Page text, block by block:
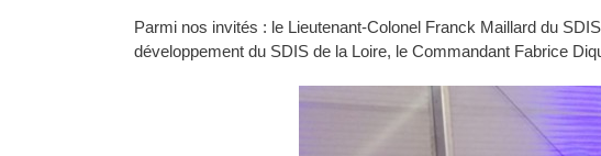
Parmi nos invités : le Lieutenant-Colonel Franck Maillard du
développement du SDIS de la Loire, le Commandant Fabrice